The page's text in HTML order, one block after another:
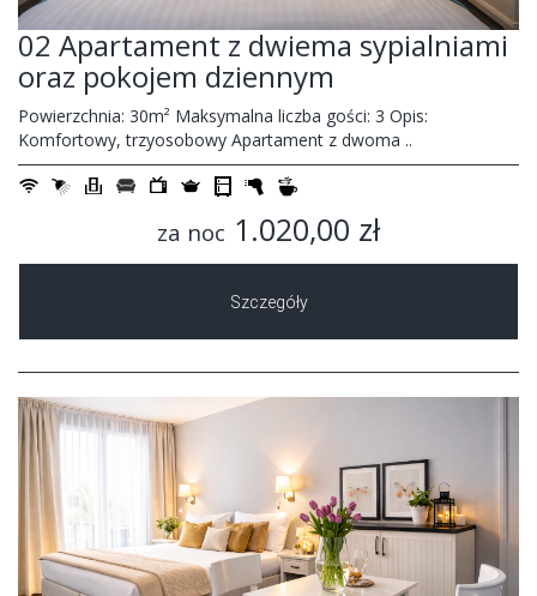
02 Apartament z dwiema sypialniami
oraz pokojem dziennym
Powierzchnia: 30m² Maksymalna liczba gości: 3 Opis:
Komfortowy, trzyosobowy Apartament z dwoma ..
za noc 1.020,00 zł
Szczegóły